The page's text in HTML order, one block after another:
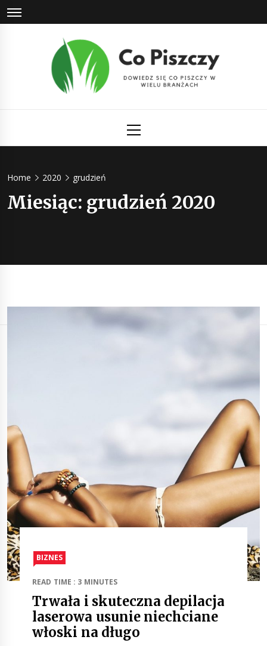
Skip
to
Menu
Home 2020 grudzień
Miesiąc: grudzień 2020
BIZNES
READ TIME : 3 MINUTES
Trwała i skuteczna depilacja
laserowa usunie niechciane
włoski na długo